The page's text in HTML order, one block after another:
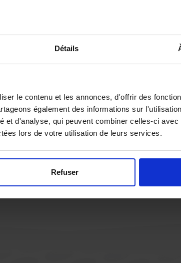
Détails
le contenu et les annonces, d'offrir des
également des informations sur
et d'analyse, qui peuvent combiner celles-ci
lors de votre utilisation de leurs services.
Refuser
Une urgence ?
Vous souhaitez être